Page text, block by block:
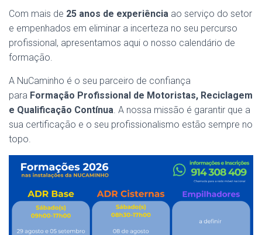
A
Com mais de 25 anos de experiência ao serviço do setor
e empenhados em eliminar a incerteza no seu percurso
profissional, apresentamos aqui o nosso calendário de
formação.
A NuCaminho é o seu parceiro de confiança
para Formação Profissional de Motoristas, Reciclagem
e Qualificação Contínua. A nossa missão é garantir que a
sua certificação e o seu profissionalismo estão sempre no
topo.